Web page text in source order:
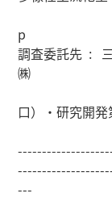
名古屋議
p
調査委託先 :
㈱
持続社会
口）・研究開発
E-mail：
---